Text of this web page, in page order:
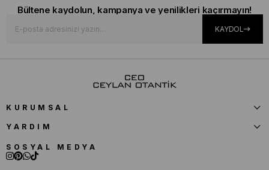
Bültene kaydolun, kampanya ve yenilikleri kaçırmayın!
KAYDOL
KURUMSAL
YARDIM
SOSYAL MEDYA